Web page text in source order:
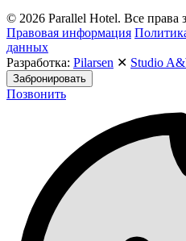
© 2026 Parallel Hotel. Все
Правовая информация
данных
Разработка: Pilarsen ✕ Studio
Забронировать
Позвонить